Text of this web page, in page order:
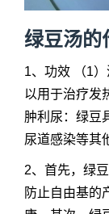
绿豆汤的
1、功效 （1
以用于治疗发
肿利尿：绿豆
尿道感染等其
2、首先，绿
防止自由基的